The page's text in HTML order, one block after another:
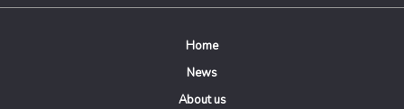
Home
News
About us